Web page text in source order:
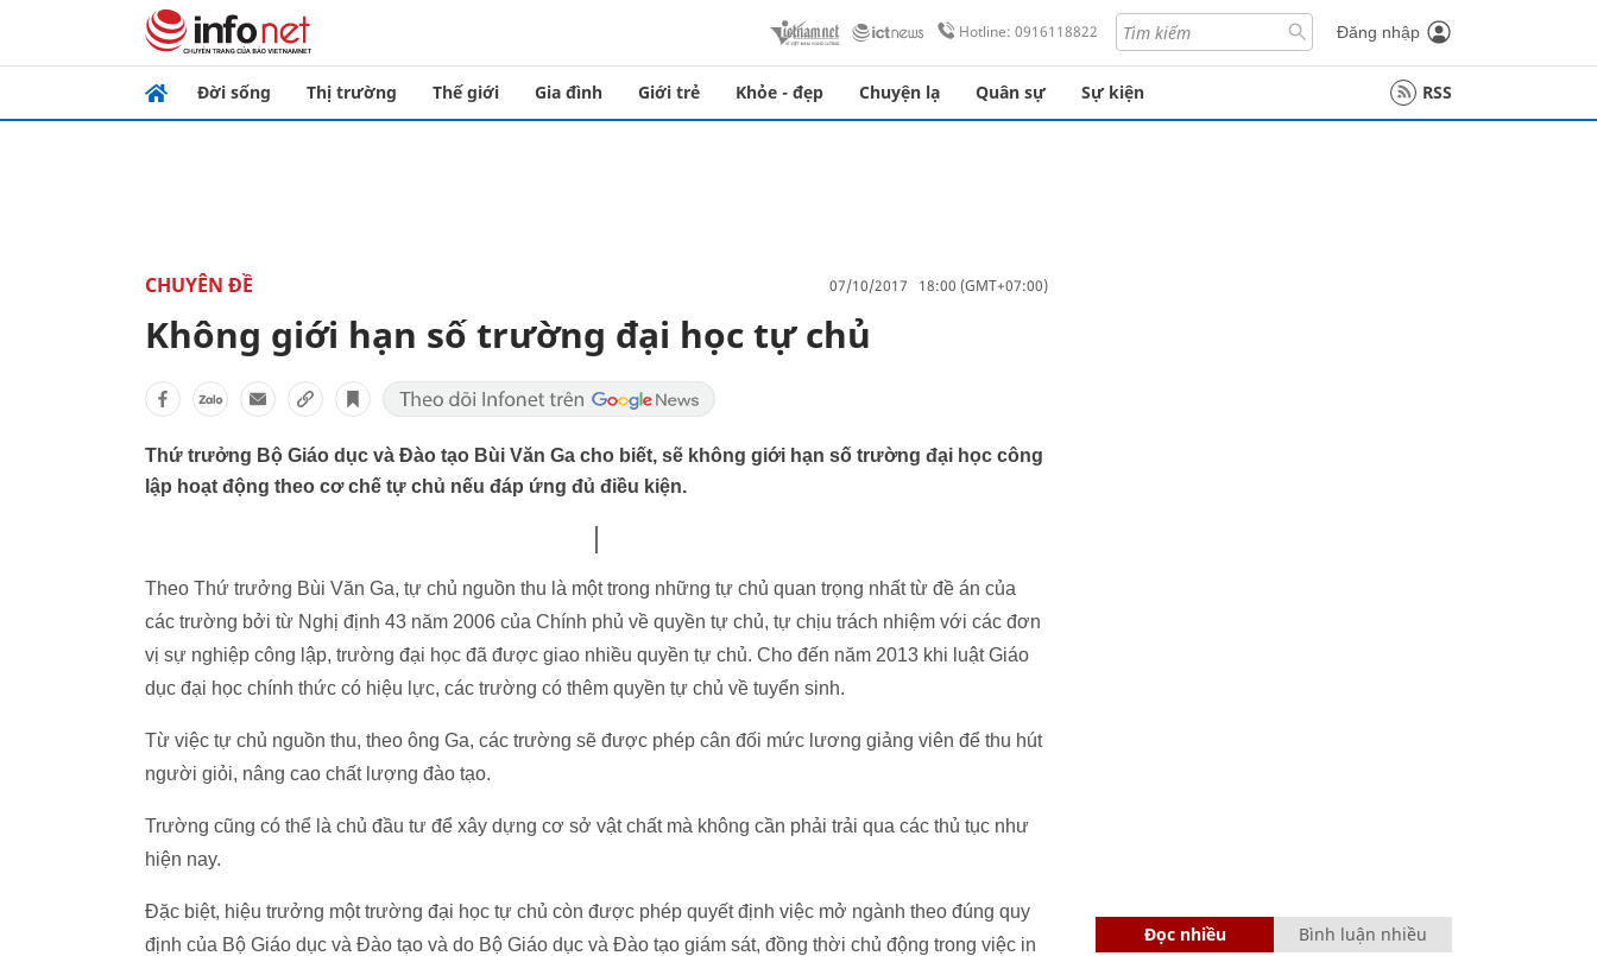
Hotline: 0916118822 Đăng nhập
Đời sống Thị trường Thế giới Gia đình Giới trẻ Khỏe - đẹp Chuyện lạ Quân sự Sự kiện RSS
CHUYÊN ĐỀ 07/10/2017 18:00 (GMT+07:00)
Không giới hạn số trường đại học tự chủ
Thứ trưởng Bộ Giáo dục và Đào tạo Bùi Văn Ga cho biết, sẽ không giới hạn số trường đại học công
lập hoạt động theo cơ chế tự chủ nếu đáp ứng đủ điều kiện.
Theo Thứ trưởng Bùi Văn Ga, tự chủ nguồn thu là một trong những tự chủ quan trọng nhất từ đề án của
các trường bởi từ Nghị định 43 năm 2006 của Chính phủ về quyền tự chủ, tự chịu trách nhiệm với các đơn
vị sự nghiệp công lập, trường đại học đã được giao nhiều quyền tự chủ. Cho đến năm 2013 khi luật Giáo
dục đại học chính thức có hiệu lực, các trường có thêm quyền tự chủ về tuyển sinh.
Từ việc tự chủ nguồn thu, theo ông Ga, các trường sẽ được phép cân đối mức lương giảng viên để thu hút
người giỏi, nâng cao chất lượng đào tạo.
Trường cũng có thể là chủ đầu tư để xây dựng cơ sở vật chất mà không cần phải trải qua các thủ tục như
hiện nay.
Đặc biệt, hiệu trưởng một trường đại học tự chủ còn được phép quyết định việc mở ngành theo đúng quy
định của Bộ Giáo dục và Đào tạo và do Bộ Giáo dục và Đào tạo giám sát, đồng thời chủ động trong việc in
Đọc nhiều Bình luận nhiều